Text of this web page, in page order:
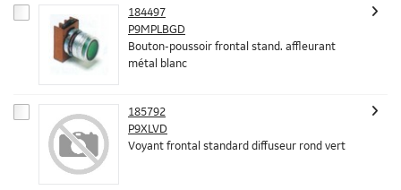
184497
P9MPLBGD
Bouton-poussoir frontal stand. affleurant
métal blanc
185792
P9XLVD
Voyant frontal standard diffuseur rond vert